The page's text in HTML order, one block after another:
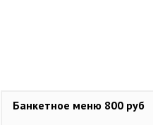
Банкетное меню 800 руб